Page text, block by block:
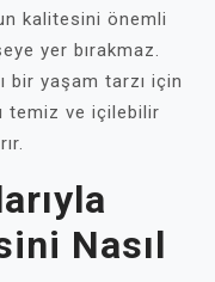
kalitesini önemli
yer bırakmaz.
bir yaşam tarzı için
temiz ve içilebilir
Nasıl